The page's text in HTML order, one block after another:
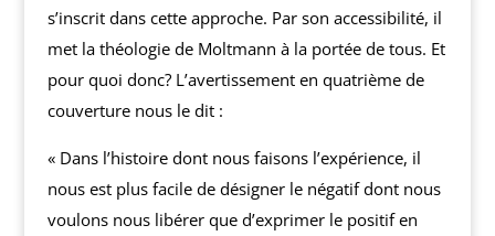
s’inscrit dans cette approche. Par son accessibilité, il
met la théologie de Moltmann à la portée de tous. Et
pour quoi donc? L’avertissement en quatrième de
couverture nous le dit :
« Dans l’histoire dont nous faisons l’expérience, il
nous est plus facile de désigner le négatif dont nous
voulons nous libérer que d’exprimer le positif en